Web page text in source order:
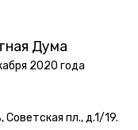
Дума
2020 года
Советская пл., д.1/19.